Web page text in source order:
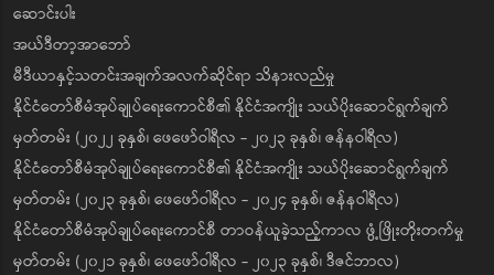
ဆောင်းပါး
အယ်ဒီတာ့အာဘော်
မီဒီယာနှင့်သတင်းအချက်အလက်ဆိုင်ရာ သိနားလည်မှု
နိုင်ငံတော်စီမံအုပ်ချုပ်ရေးကောင်စီ၏ နိုင်ငံအကျိုး သယ်ပိုးဆောင်ရွက်ချက်
မှတ်တမ်း (၂၀၂၂ ခုနှစ်၊ ဖေဖော်ဝါရီလ - ၂၀၂၃ ခုနှစ်၊ ဇန်နဝါရီလ)
နိုင်ငံတော်စီမံအုပ်ချုပ်ရေးကောင်စီ၏ နိုင်ငံအကျိုး သယ်ပိုးဆောင်ရွက်ချက်
မှတ်တမ်း (၂၀၂၃ ခုနှစ်၊ ဖေဖော်ဝါရီလ - ၂၀၂၄ ခုနှစ်၊ ဇန်နဝါရီလ)
နိုင်ငံတော်စီမံအုပ်ချုပ်ရေးကောင်စီ တာဝန်ယူခဲ့သည့်ကာလ ဖွံ့ဖြိုးတိုးတက်မှု
မှတ်တမ်း (၂၀၂၁ ခုနှစ်၊ ဖေဖော်ဝါရီလ - ၂၀၂၃ ခုနှစ်၊ ဒီဇင်ဘာလ)